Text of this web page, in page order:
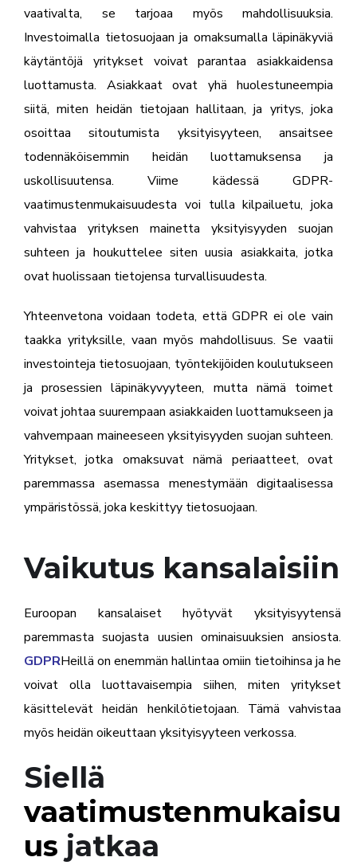
vaativalta, se tarjoaa myös mahdollisuuksia.
Investoimalla tietosuojaan ja omaksumalla läpinäkyviä
käytäntöjä yritykset voivat parantaa asiakkaidensa
luottamusta. Asiakkaat ovat yhä huolestuneempia
siitä, miten heidän tietojaan hallitaan, ja yritys, joka
osoittaa sitoutumista yksityisyyteen, ansaitsee
todennäköisemmin heidän luottamuksensa ja
uskollisuutensa. Viime kädessä GDPR-
vaatimustenmukaisuudesta voi tulla kilpailuetu, joka
vahvistaa yrityksen mainetta yksityisyyden suojan
suhteen ja houkuttelee siten uusia asiakkaita, jotka
ovat huolissaan tietojensa turvallisuudesta.
Yhteenvetona voidaan todeta, että GDPR ei ole vain
taakka yrityksille, vaan myös mahdollisuus. Se vaatii
investointeja tietosuojaan, työntekijöiden koulutukseen
ja prosessien läpinäkyvyyteen, mutta nämä toimet
voivat johtaa suurempaan asiakkaiden luottamukseen ja
vahvempaan maineeseen yksityisyyden suojan suhteen.
Yritykset, jotka omaksuvat nämä periaatteet, ovat
paremmassa asemassa menestymään digitaalisessa
ympäristössä, joka keskittyy tietosuojaan.
Vaikutus kansalaisiin
Euroopan kansalaiset hyötyvät yksityisyytensä
paremmasta suojasta uusien ominaisuuksien ansiosta.
GDPRHeillä on enemmän hallintaa omiin tietoihinsa ja he
voivat olla luottavaisempia siihen, miten yritykset
käsittelevät heidän henkilötietojaan. Tämä vahvistaa
myös heidän oikeuttaan yksityisyyteen verkossa.
Siellä
vaatimustenmukaisu
us jatkaa